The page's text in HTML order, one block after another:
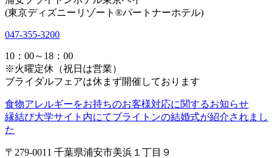
(東京ディズニーリゾート®パートナーホテル)
047-355-3200
10：00～18：00
※火曜定休（祝日は営業）
ブライダルフェアは休まず開催しております
食物アレルギーをお持ちのお客様対応に関するお知らせ
縁結び大学サイト内にてブライトンの結婚式が紹介されまし
た
〒279-0011 千葉県浦安市美浜１丁目９